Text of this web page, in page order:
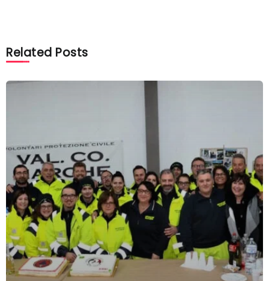
Related Posts